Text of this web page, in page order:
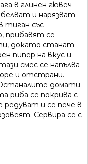
в глинен гювеч
и нарязват
тиган със
прибавят се
докато станат
пипер на вкус и
смес се напълва
и отстрани.
Останалите домати
риба се покрива с
и се пече в
Сервира се с